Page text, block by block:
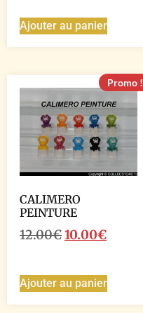
Ajouter au panier
Promo !
CALIMERO
PEINTURE
12.00€10.00€
Ajouter au panier